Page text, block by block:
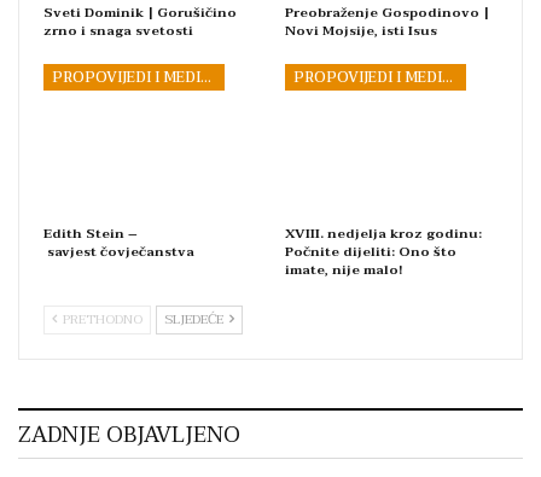
Sveti Dominik | Gorušičino
zrno i snaga svetosti
Preobraženje Gospodinovo |
Novi Mojsije, isti Isus
PROPOVIJEDI I MEDITACIJE
Edith Stein –
savjest čovječanstva
PROPOVIJEDI I MEDITACIJE
XVIII. nedjelja kroz godinu:
Počnite dijeliti: Ono što
imate, nije malo!
PRETHODNO SLJEDEĆE
ZADNJE OBJAVLJENO